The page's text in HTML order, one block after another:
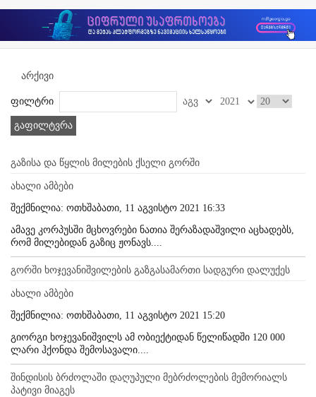
არქივი
ფილტრი
გაფილტვრა
გაზისა და წყლის მილების ქსელი გორში
ახალი ამბები
შექმნილია: ოთხშაბათი, 11 აგვისტო 2021 16:33
ამავე კორპუსში მცხოვრები ნათია შერაზადაშვილი აცხადებს,
რომ მილებიდან გაზიც ჟონავს....
გორში ხოჯევანიშვილების გაზგასამართი სადგური დალუქეს
ახალი ამბები
შექმნილია: ოთხშაბათი, 11 აგვისტო 2021 15:20
გიორგი ხოჯევანიშვილს ამ ობიექტიდან წელიწადში 120 000
ლარი ჰქონდა შემოსავალი....
შინდისის ბრძოლაში დაღუპული მებრძოლების მემორიალს
პატივი მიაგეს